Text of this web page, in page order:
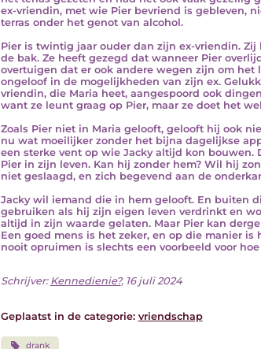
ex-vriendin, met wie Pier bevriend is gebleven,
terras onder het genot van alcohol.
Pier is twintig jaar ouder dan zijn ex-vriendin.
de bak. Ze heeft gezegd dat wanneer Pier
overtuigen dat er ook andere wegen zijn om
ongeloof in de mogelijkheden van zijn ex.
vriendin, die Maria heet, aangespoord ook
want ze leunt graag op Pier, maar ze doet het
Zoals Pier niet in Maria gelooft, gelooft hij ook
nu wat moeilijker zonder het bijna dagelijkse
een sterke vent op wie Jacky altijd kon bouwen.
Pier in zijn leven. Kan hij zonder hem? Wil hij
niet geslaagd, en zich begevend aan de
Jacky wil iemand die in hem gelooft. En buiten
gebruiken als hij zijn eigen leven verdrinkt en
altijd in zijn waarde gelaten. Maar Pier kan
Een goed mens is het zeker, en op die manier
nooit opruimen is slechts een voorbeeld voor
Schrijver: Kennedienie?, 16 juli 2024
Geplaatst in de categorie: vriendschap
drank